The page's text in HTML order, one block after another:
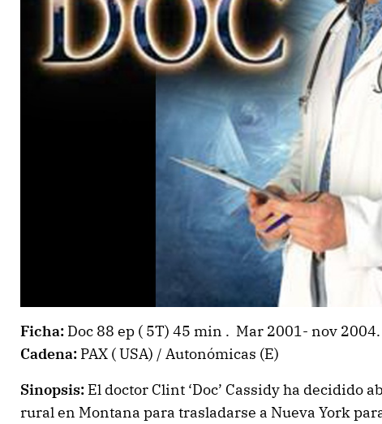
Ficha:Doc 88 ep ( 5T) 45 min . Mar 2001- nov 2004.
Cadena:PAX ( USA) / Autonómicas (E)
Sinopsis:El doctor Clint ‘Doc’ Cassidy ha decidido
rural en Montana para trasladarse a Nueva York